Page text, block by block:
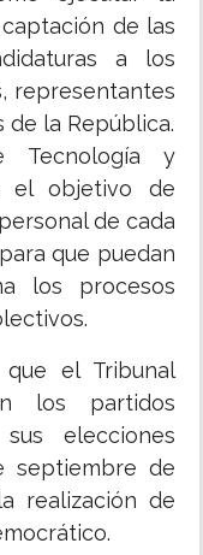
de las
a los
representantes
la República.
Tecnología y
el objetivo de
de cada
que puedan
los procesos
el Tribunal
los partidos
elecciones
septiembre de
realización de